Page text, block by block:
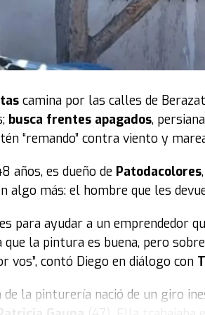
A pocos metros de acá hay
agregó el cordobés que ahora
postura peronista se reflejó en la
porque había acordado con
Sin embargo, el oficialismo
no estamos para
construyan una sociedad mejor.
de nada”, sostuvo Corpacci.
de Santiago del Estero,
de la norma. El ex
federalismo, mi voto y el de mi
kirchnerismo estuvo a cargo del
camina por las calles de
busca frentes apagados,
“remando” contra viento y
años, es dueño de Patodacolores
algo más: el hombre que les
para ayudar a un emprendedor
que la pintura es buena, pero
vos”, contó Diego en diálogo con
la pinturería nació de un giro